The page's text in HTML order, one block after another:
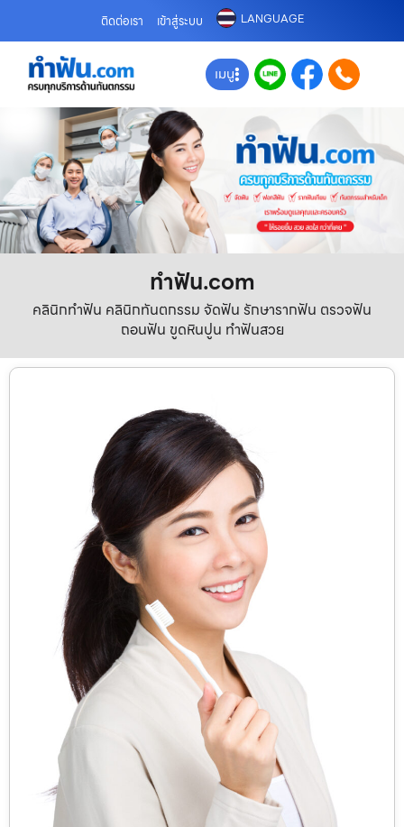
ติดต่อเรา เข้าสู่ระบบ LANGUAGE
เมนู
ทําฟัน.com
คลินิกทำฟัน คลินิกทันตกรรม จัดฟัน รักษารากฟัน ตรวจฟัน
ถอนฟัน ขูดหินปูน ทำฟันสวย